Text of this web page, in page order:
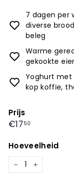
7 dagen per
diverse
beleg
Warme
gekookte
Yoghurt met
kop koffie,
Prijs
Prijs
€17 50
Hoeveelheid
− +